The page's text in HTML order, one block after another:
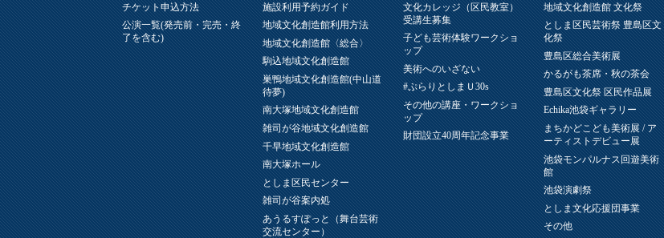
チケット申込方法
公演一覧(発売前・完売・終
了を含む)
施設利用予約ガイド
地域文化創造館利用方法
地域文化創造館〈総合〉
駒込地域文化創造館
巣鴨地域文化創造館(中山道
待夢)
南大塚地域文化創造館
雑司が谷地域文化創造館
千早地域文化創造館
南大塚ホール
としま区民センター
雑司が谷案内処
あうるすぽっと（舞台芸術
交流センター）
文化カレッジ（区民教室）
受講生募集
子ども芸術体験ワークショ
ップ
美術へのいざない
#ぷらりとしまＵ30s
その他の講座・ワークショ
ップ
財団設立40周年記念事業
地域文化創造館 文化祭
としま区民芸術祭 豊島区文
化祭
豊島区総合美術展
かるがも茶席・秋の茶会
豊島区文化祭 区民作品展
Echika池袋ギャラリー
まちかどこども美術展 / ア
ーティストデビュー展
池袋モンパルナス回遊美術
館
池袋演劇祭
としま文化応援団事業
その他